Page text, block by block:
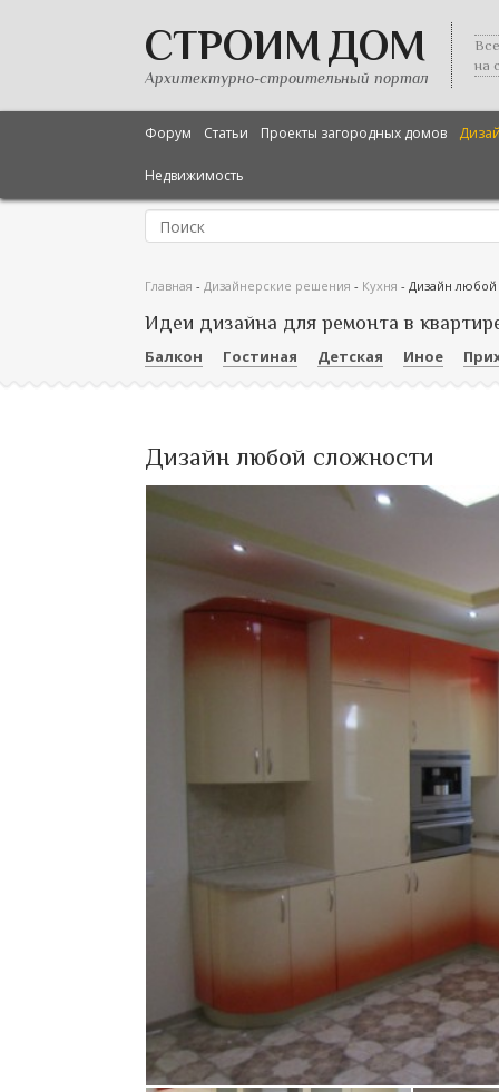
СТРОИМ ДОМ
Архитектурно-строительный портал
на
Форум Статьи Проекты загородных домов
Недвижимость
Главная - Дизайнерские решения - Кухня - Дизайн
Идеи дизайна для ремонта в
Балкон Гостиная Детская Иное
Дизайн любой сложности